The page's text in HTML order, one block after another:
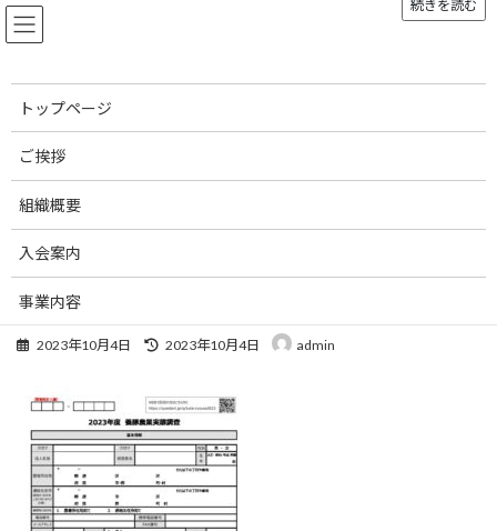
コ
ン
ナ
ビ
メディア
トップページ
2023年度 養豚農業実態調査票
2023年度 養豚農業実態調査票
2023年10月4日
最
新
日
時
2023年10月4日 admin
続きを読む
トップページ
ご挨拶
組織概要
入会案内
事業内容
お知らせ
刊行物
お問い合わせ
リンク集